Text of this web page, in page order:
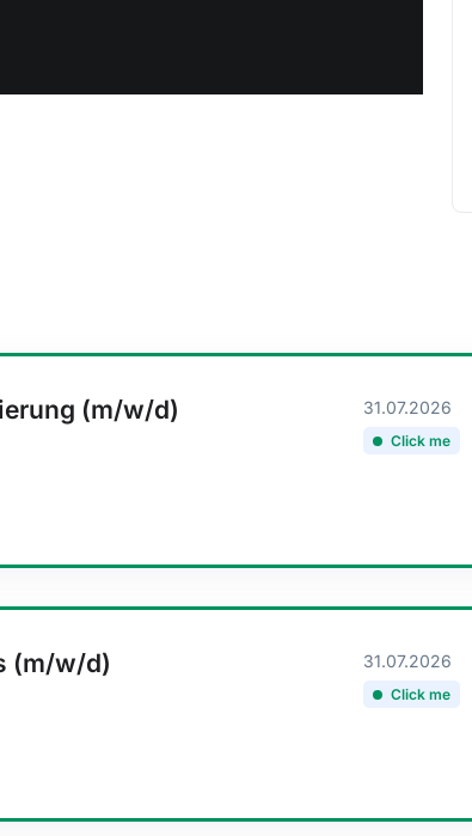
(m/w/d) 31.07.2026
Click me
(m/w/d) 31.07.2026
Click me